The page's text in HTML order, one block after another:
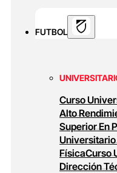
FUTBOL
Curso
Alto
Superior En
Universitario
FísicaCurso
Dirección